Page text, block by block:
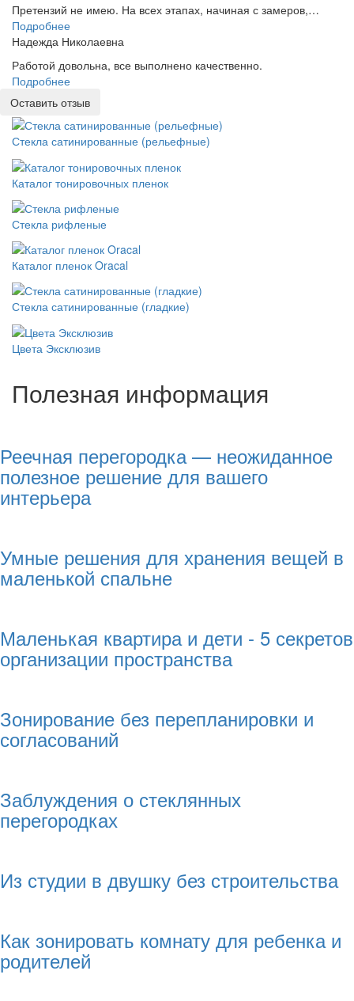
Претензий не имею. На всех этапах, начиная с замеров,…
Подробнее
Надежда Николаевна
Работой довольна, все выполнено качественно.
Подробнее
Оставить отзыв
Стекла сатинированные (рельефные)
Каталог тонировочных пленок
Стекла рифленые
Каталог пленок Oracal
Стекла сатинированные (гладкие)
Цвета Эксклюзив
Полезная информация
Реечная перегородка — неожиданное
полезное решение для вашего
интерьера
Умные решения для хранения вещей в
маленькой спальне
Маленькая квартира и дети - 5 секретов
организации пространства
Зонирование без перепланировки и
согласований
Заблуждения о стеклянных
перегородках
Из студии в двушку без строительства
Как зонировать комнату для ребенка и
родителей